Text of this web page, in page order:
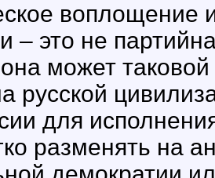
воплощение
– это не
может
русской
для
разменять на